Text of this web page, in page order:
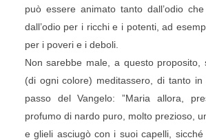
può essere animato tanto dall’odio
dall’odio per i ricchi e i potenti, ad
per i poveri e i deboli.
Non sarebbe male, a questo proposito,
(di ogni colore) meditassero, di tanto in
passo del Vangelo: ”Maria allora,
profumo di nardo puro, molto prezioso,
e glieli asciugò con i suoi capelli,